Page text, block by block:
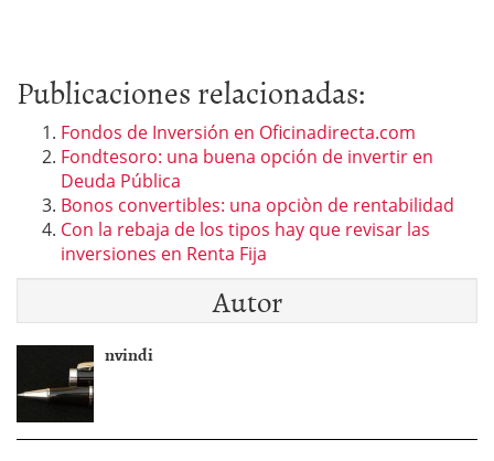
Publicaciones relacionadas:
Fondos de Inversión en Oficinadirecta.com
Fondtesoro: una buena opción de invertir en
Deuda Pública
Bonos convertibles: una opciòn de rentabilidad
Con la rebaja de los tipos hay que revisar las
inversiones en Renta Fija
Autor
nvindi